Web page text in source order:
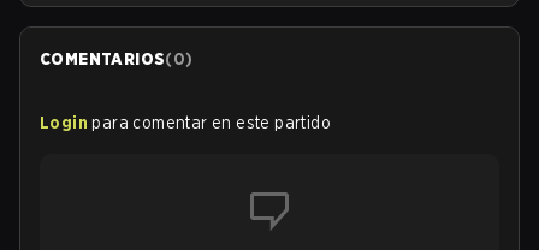
COMENTARIOS(0)
Login para comentar en este partido